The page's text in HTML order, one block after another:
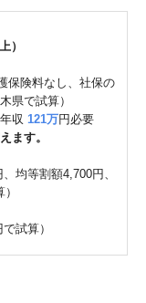
）
保険料なし、社保の
県で試算）
収 121万円必要
ます。
均等割額4,700円、
試算）